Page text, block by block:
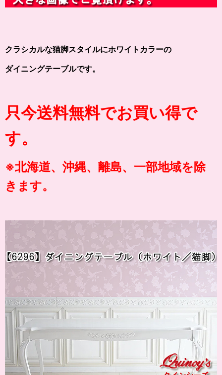
クラシカルな猫脚スタイルにホワイトカラーの
ダイニングテーブルです。
只今送料無料でお買い得で
す。
※北海道、沖縄、離島、一部地域を除
きます。